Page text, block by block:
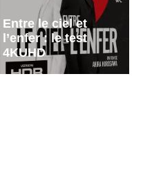
Entre le ciel et
l’enfer : le test
4KUHD